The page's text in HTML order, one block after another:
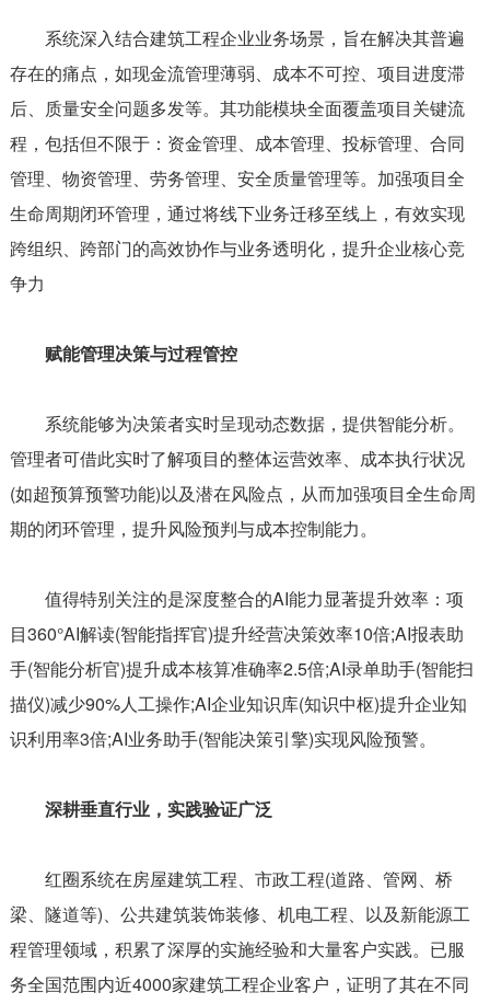
系统深入结合建筑工程企业业务场景，旨在解决其普遍
存在的痛点，如现金流管理薄弱、成本不可控、项目进度滞
后、质量安全问题多发等。其功能模块全面覆盖项目关键流
程，包括但不限于：资金管理、成本管理、投标管理、合同
管理、物资管理、劳务管理、安全质量管理等。加强项目全
生命周期闭环管理，通过将线下业务迁移至线上，有效实现
跨组织、跨部门的高效协作与业务透明化，提升企业核心竞
争力
赋能管理决策与过程管控
系统能够为决策者实时呈现动态数据，提供智能分析。
管理者可借此实时了解项目的整体运营效率、成本执行状况
(如超预算预警功能)以及潜在风险点，从而加强项目全生命周
期的闭环管理，提升风险预判与成本控制能力。
值得特别关注的是深度整合的AI能力显著提升效率：项
目360°AI解读(智能指挥官)提升经营决策效率10倍;AI报表助
手(智能分析官)提升成本核算准确率2.5倍;AI录单助手(智能扫
描仪)减少90%人工操作;AI企业知识库(知识中枢)提升企业知
识利用率3倍;AI业务助手(智能决策引擎)实现风险预警。
深耕垂直行业，实践验证广泛
红圈系统在房屋建筑工程、市政工程(道路、管网、桥
梁、隧道等)、公共建筑装饰装修、机电工程、以及新能源工
程管理领域，积累了深厚的实施经验和大量客户实践。已服
务全国范围内近4000家建筑工程企业客户，证明了其在不同